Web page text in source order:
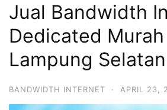
Jual Bandwidth
Dedicated Murah
Lampung Selatan
BANDWIDTH INTERNET · APRIL 23,